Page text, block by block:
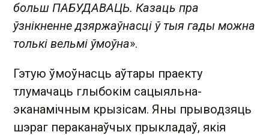
больш ПАБУДАВАЦЬ. Казаць пра
ўзнікненне дзяржаўнасці ў тыя гады можна
толькі вельмі ўмоўна».
Гэтую ўмоўнасць аўтары праекту
тлумачаць глыбокім сацыяльна-
эканамічным крызісам. Яны прыводзяць
шэраг пераканаўчых прыкладаў, якія